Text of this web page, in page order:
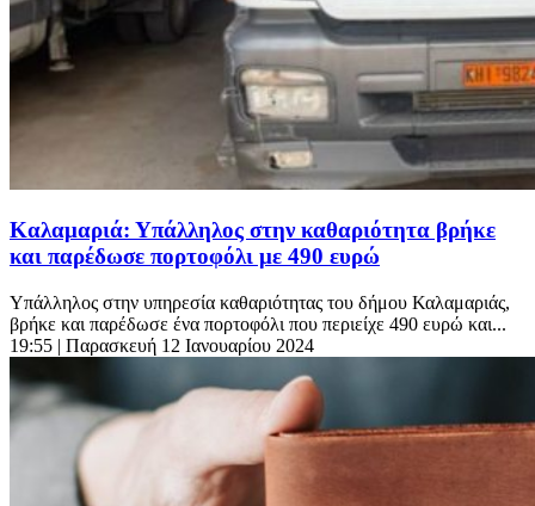
Καλαμαριά: Υπάλληλος στην καθαριότητα βρήκε
και παρέδωσε πορτοφόλι με 490 ευρώ
Υπάλληλος στην υπηρεσία καθαριότητας του δήμου Καλαμαριάς,
βρήκε και παρέδωσε ένα πορτοφόλι που περιείχε 490 ευρώ και...
19:55 | Παρασκευή 12 Ιανουαρίου 2024